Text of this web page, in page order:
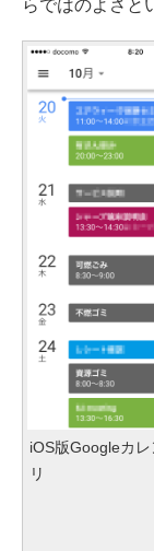
らではのよさと
iOS版Googleカ
リ